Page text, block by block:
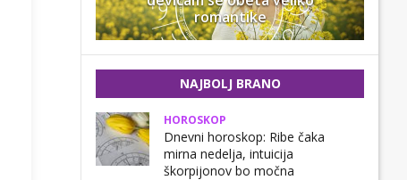
romantike
NAJBOLJ BRANO
HOROSKOP
Dnevni horoskop: Ribe čaka
mirna nedelja, intuicija
škorpijonov bo močna